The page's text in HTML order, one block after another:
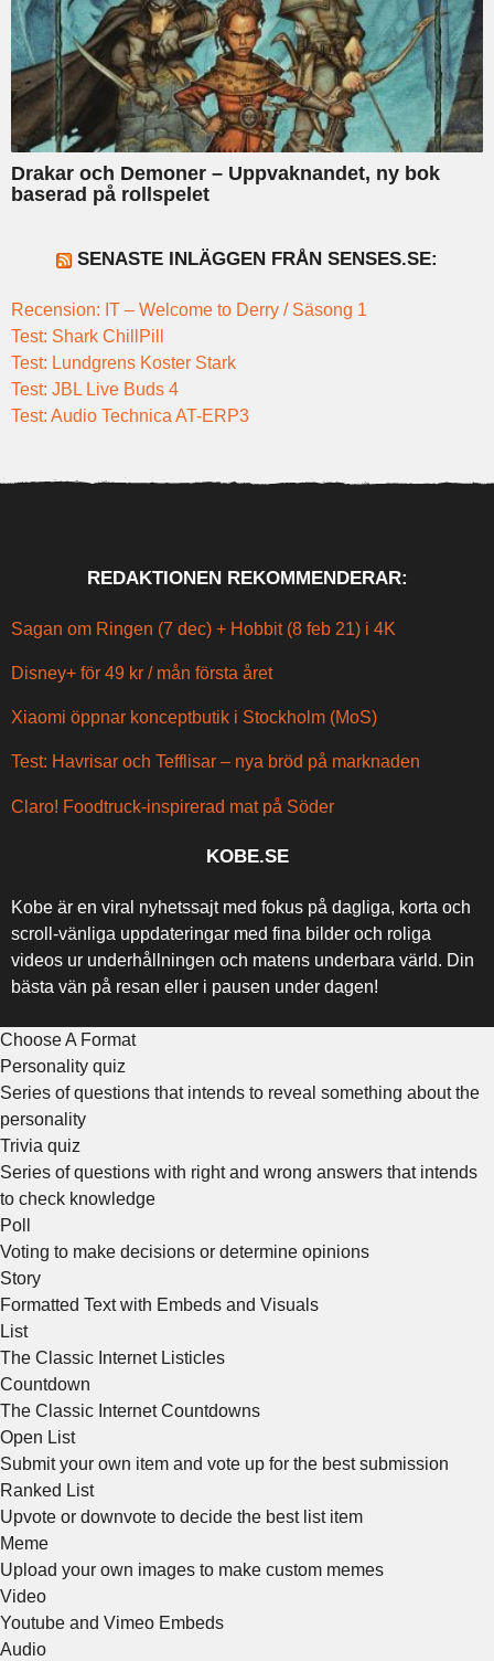
Drakar och Demoner – Uppvaknandet, ny bok
baserad på rollspelet
SENASTE INLÄGGEN FRÅN SENSES.SE:
Recension: IT – Welcome to Derry / Säsong 1
Test: Shark ChillPill
Test: Lundgrens Koster Stark
Test: JBL Live Buds 4
Test: Audio Technica AT-ERP3
REDAKTIONEN REKOMMENDERAR:
Sagan om Ringen (7 dec) + Hobbit (8 feb 21) i 4K
Disney+ för 49 kr / mån första året
Xiaomi öppnar konceptbutik i Stockholm (MoS)
Test: Havrisar och Tefflisar – nya bröd på marknaden
Claro! Foodtruck-inspirerad mat på Söder
KOBE.SE
Kobe är en viral nyhetssajt med fokus på dagliga, korta och
scroll-vänliga uppdateringar med fina bilder och roliga
videos ur underhållningen och matens underbara värld. Din
bästa vän på resan eller i pausen under dagen!
Choose A Format
Personality quiz
Series of questions that intends to reveal something about the
personality
Trivia quiz
Series of questions with right and wrong answers that intends
to check knowledge
Poll
Voting to make decisions or determine opinions
Story
Formatted Text with Embeds and Visuals
List
The Classic Internet Listicles
Countdown
The Classic Internet Countdowns
Open List
Submit your own item and vote up for the best submission
Ranked List
Upvote or downvote to decide the best list item
Meme
Upload your own images to make custom memes
Video
Youtube and Vimeo Embeds
Audio